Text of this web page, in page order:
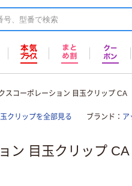
スコーポレーション 目玉クリップ CA
クリップを全部見る ブランド ア
ン 目玉クリップ CA